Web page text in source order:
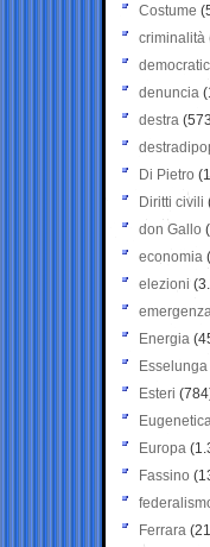
Costume
criminalità
denuncia
destra
Di Pietro
Diritti civili
don Gallo
economia
elezioni
Energia
Esselunga
Esteri
Europa
Fassino
Ferrara